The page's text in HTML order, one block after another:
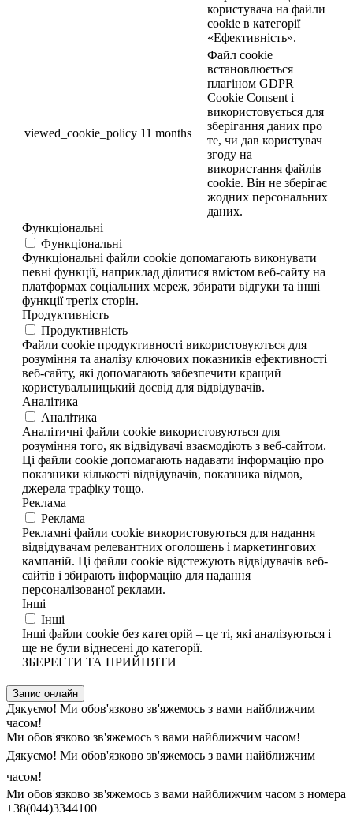
користувача на файли
cookie в категорії
«Ефективність».
viewed_cookie_policy 11 months
Файл cookie
встановлюється
плагіном GDPR
Cookie Consent і
використовується для
зберігання даних про
те, чи дав користувач
згоду на
використання файлів
cookie. Він не зберігає
жодних персональних
даних.
Функціональні
Функціональні
Функціональні файли cookie допомагають виконувати
певні функції, наприклад ділитися вмістом веб-сайту на
платформах соціальних мереж, збирати відгуки та інші
функції третіх сторін.
Продуктивність
Продуктивність
Файли cookie продуктивності використовуються для
розуміння та аналізу ключових показників ефективності
веб-сайту, які допомагають забезпечити кращий
користувальницький досвід для відвідувачів.
Аналітика
Аналітика
Аналітичні файли cookie використовуються для
розуміння того, як відвідувачі взаємодіють з веб-сайтом.
Ці файли cookie допомагають надавати інформацію про
показники кількості відвідувачів, показника відмов,
джерела трафіку тощо.
Реклама
Реклама
Рекламні файли cookie використовуються для надання
відвідувачам релевантних оголошень і маркетингових
кампаній. Ці файли cookie відстежують відвідувачів веб-
сайтів і збирають інформацію для надання
персоналізованої реклами.
Інші
Інші
Інші файли cookie без категорій – це ті, які аналізуються і
ще не були віднесені до категорії.
ЗБЕРЕГТИ ТА ПРИЙНЯТИ
Запис онлайн
Дякуємо! Ми обов'язково зв'яжемось з вами найближчим
часом!
Ми обов'язково зв'яжемось з вами найближчим часом!
Дякуємо! Ми обов'язково зв'яжемось з вами найближчим
часом!
Ми обов'язково зв'яжемось з вами найближчим часом з номера
+38(044)3344100